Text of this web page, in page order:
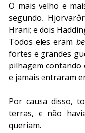
O mais velho e
segundo,
Hrani; e dois
Todos eles eram
fortes e grandes
pilhagem contando
Por causa disso,
terras, e não
queriam.